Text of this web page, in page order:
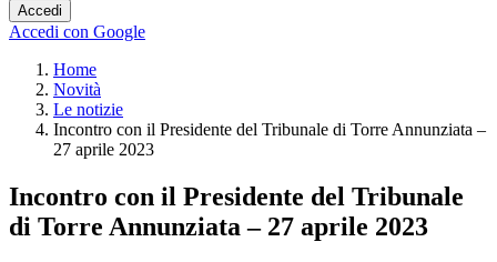
Accedi
Accedi con Google
Home
Novità
Le notizie
Incontro con il Presidente del Tribunale di Torre Annunziata –
27 aprile 2023
Incontro con il Presidente del Tribunale
di Torre Annunziata – 27 aprile 2023